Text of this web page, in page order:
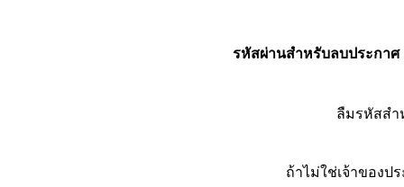
รหัสผ่านสำหรับลบประกาศ
ลืมรหัสส
ถ้าไม่ใช่เจ้าของป